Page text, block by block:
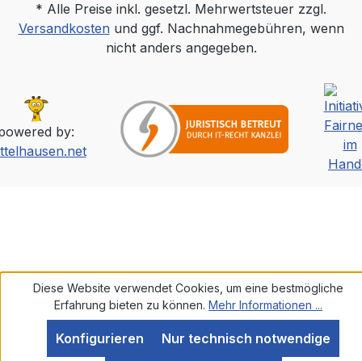
* Alle Preise inkl. gesetzl. Mehrwertsteuer zzgl.
Versandkostenund ggf. Nachnahmegebühren, wenn
nicht anders angegeben.
by:
Diese Website verwendet Cookies, um eine bestmögliche
Erfahrung bieten zu können. Mehr Informationen ...
Nur technisch notwendige
Konfigurieren